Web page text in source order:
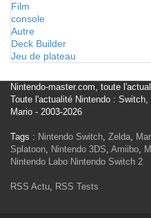
Film
console
Autre
Deck Builder
Jeu de plateau
Nintendo-master.com, toute
Toute l'actualité Nintendo :
Mario - 2003-2026
Tags : Nintendo Switch, Zelda,
Splatoon, Nintendo 3DS, Amiibo,
Nintendo Labo Nintendo Switch 2
RSS Actu, RSS Tests